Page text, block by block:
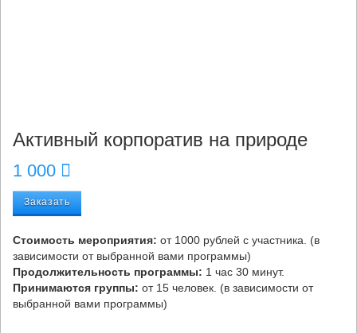
Активный корпоратив на природе
1 000
Заказать
Стоимость мероприятия: от 1000 рублей с участника. (в
зависимости от выбранной вами программы)
Продолжительность программы: 1 час 30 минут.
Принимаются группы: от 15 человек. (в зависимости от
выбранной вами программы)